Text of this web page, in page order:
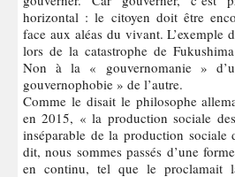
horizontal : le citoyen doit être
face aux aléas du vivant. L’exemple
lors de la catastrophe de
Non à la « gouvernomanie »
gouvernophobie » de l’autre.
Comme le disait le philosophe
en 2015, « la production sociale
inséparable de la production sociale
dit, nous sommes passés d’une
en continu, tel que le proclamait